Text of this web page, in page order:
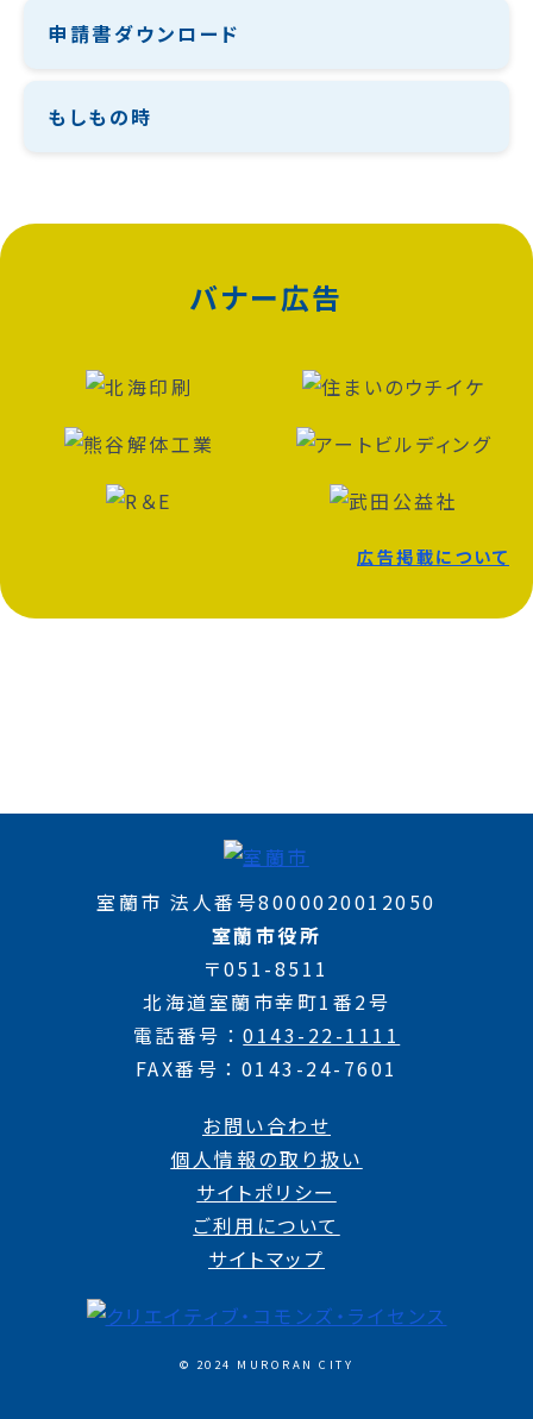
申請書ダウンロード
もしもの時
バナー広告
広告掲載について
室蘭市 法人番号8000020012050
室蘭市役所
〒051-8511
北海道室蘭市幸町1番2号
電話番号
0143-22-1111
FAX番号
0143-24-7601
お問い合わせ
個人情報の取り扱い
サイトポリシー
ご利用について
サイトマップ
© 2024 MURORAN CITY